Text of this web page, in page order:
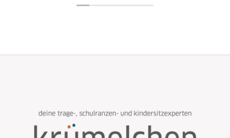
sich das Kind die Farbe aus. Alles total